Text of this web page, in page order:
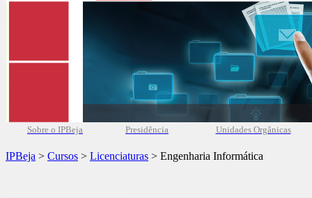
Sobre o IPBeja Presidência Unidades Orgânicas
IPBeja > Cursos > Licenciaturas > Engenharia Informática